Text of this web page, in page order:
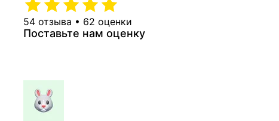
54 отзыва • 62 оценки
Поставьте нам оценку